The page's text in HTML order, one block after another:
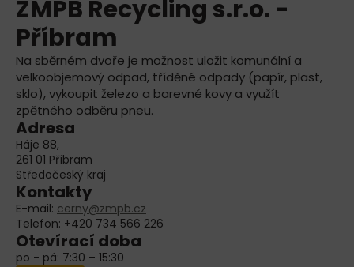
ZMPB Recycling s.r.o. -
Příbram
Na sběrném dvoře je možnost uložit komunální a
velkoobjemový odpad, tříděné odpady (papír, plast,
sklo), vykoupit železo a barevné kovy a využít
zpětného odběru pneu.
Adresa
Háje 88,
261 01 Příbram
Středočeský kraj
Kontakty
E-mail: cerny@zmpb.cz
Telefon: +420 734 566 226
Otevírací doba
po - pá: 7:30 – 15:30